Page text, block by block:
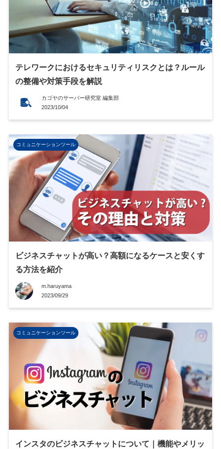
テレワークにおけるセキュリティリスクとは？ルール
の整備や対策手段を解説
カゴヤのサーバー研究室 編集部
2023/10/04
コミュニケーションツール
ビジネスチャットが高い？高額になるケースと安くす
る方法を紹介
m.haruyama
2023/09/29
コミュニケーションツール
インスタのビジネスチャットについて｜機能やメリッ